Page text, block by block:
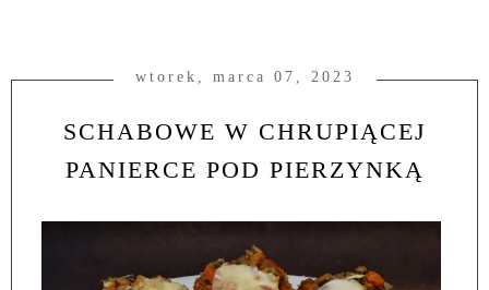
wtorek, marca 07, 2023
SCHABOWE W CHRUPIĄCEJ
PANIERCE POD PIERZYNKĄ